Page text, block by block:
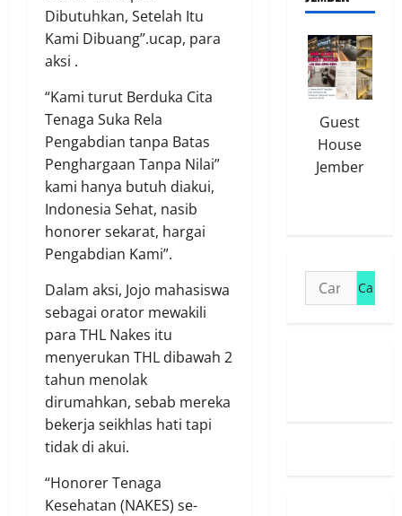
Dibutuhkan, Setelah Itu
Kami Dibuang”.ucap, para
aksi .
“Kami turut Berduka Cita
Tenaga Suka Rela
Pengabdian tanpa Batas
Penghargaan Tanpa Nilai”
kami hanya butuh diakui,
Indonesia Sehat, nasib
honorer sekarat, hargai
Pengabdian Kami”.
Dalam aksi, Jojo mahasiswa
sebagai orator mewakili
para THL Nakes itu
menyerukan THL dibawah 2
tahun menolak
dirumahkan, sebab mereka
bekerja seikhlas hati tapi
tidak di akui.
“Honorer Tenaga
Kesehatan (NAKES) se-
Guest
House
Jember
Cari
untuk: